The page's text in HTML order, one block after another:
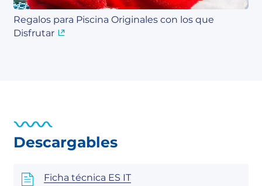
Regalos para Piscina Originales con los que
Disfrutar
Descargables
Ficha técnica ES IT